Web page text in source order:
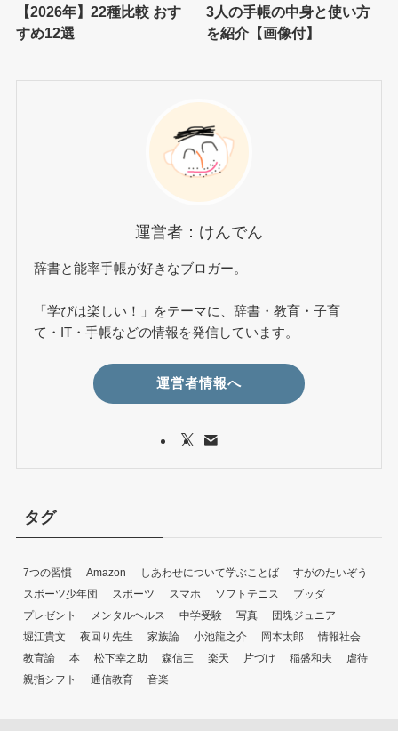
【2026年】22種比較 おす
すめ12選
3人の手帳の中身と使い方
を紹介【画像付】
運営者：けんでん
辞書と能率手帳が好きなブロガー。
「学びは楽しい！」をテーマに、辞書・教育・子育
て・IT・手帳などの情報を発信しています。
運営者情報へ
タグ
7つの習慣 Amazon しあわせについて学ぶことば
すがのたいぞう
スボーツ少年団
スポーツ スマホ ソフトテニス
ブッダ
プレゼント
メンタルヘルス 中学受験 写真
団塊ジュニア
堀江貴文
夜回り先生 家族論 小池龍之介 岡本太郎
情報社会
教育論
本 松下幸之助 森信三 楽天 片づけ 稲盛和夫
虐待
親指シフト
通信教育 音楽